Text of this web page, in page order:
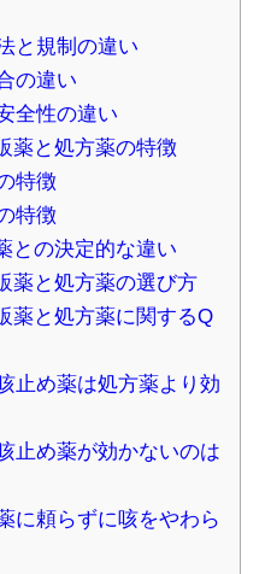
と規制の違い
の違い
全性の違い
薬と処方薬の特徴
特徴
特徴
との決定的な違い
薬と処方薬の選び方
薬と処方薬に関するQ
止め薬は処方薬より効
止め薬が効かないのは
に頼らずに咳をやわら